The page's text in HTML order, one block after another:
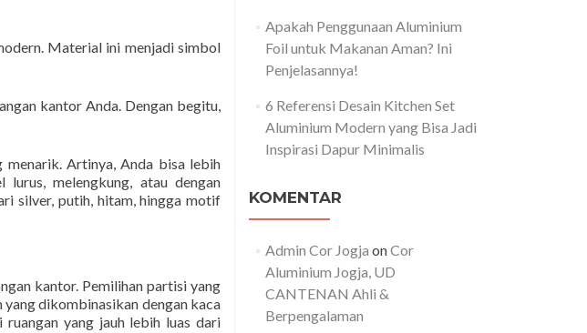
Material ini menjadi simbol
kantor Anda. Dengan begitu,
Artinya, Anda bisa lebih
melengkung, atau dengan
silver, putih, hitam, hingga motif
kantor. Pemilihan partisi yang
yang dikombinasikan dengan kaca
yang jauh lebih luas dari
Apakah Penggunaan Aluminium
Foil untuk Makanan Aman? Ini
Penjelasannya!
6 Referensi Desain Kitchen Set
Aluminium Modern yang Bisa Jadi
Inspirasi Dapur Minimalis
KOMENTAR
Admin Cor Jogja onCor
Aluminium Jogja, UD
CANTENAN Ahli &
Berpengalaman